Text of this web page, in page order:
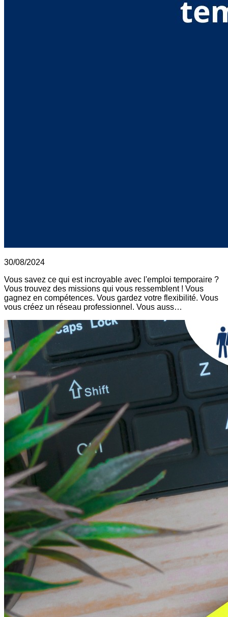
30/08/2024
Vous savez ce qui est incroyable avec l'emploi temporaire ?
Vous trouvez des missions qui vous ressemblent ! Vous
gagnez en compétences. Vous gardez votre flexibilité. Vous
vous créez un réseau professionnel. Vous auss…